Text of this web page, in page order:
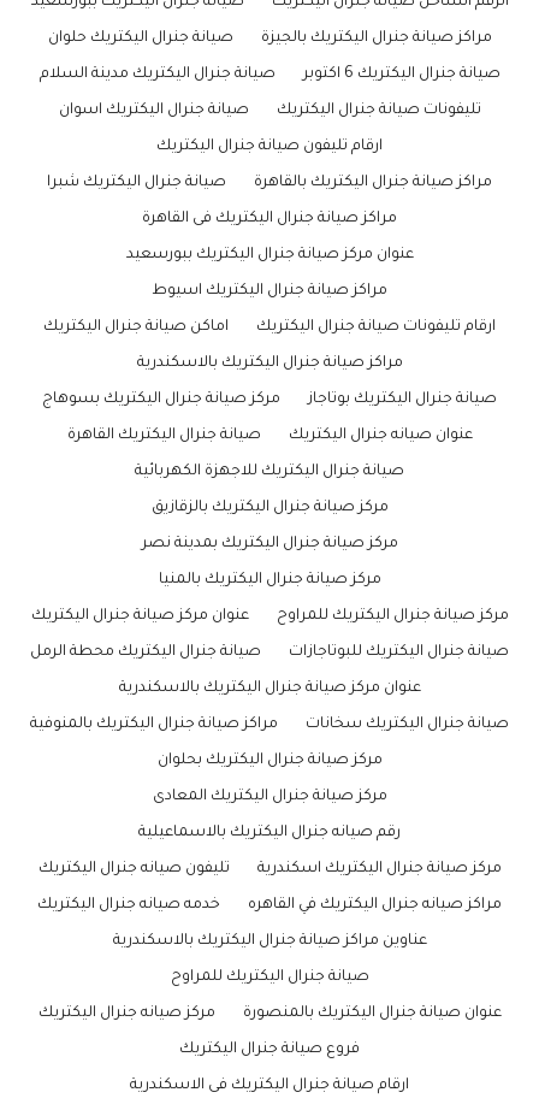
مراكز صيانة جنرال اليكتريك بالجيزة صيانة جنرال اليكتريك حلوان
صيانة جنرال اليكتريك 6 اكتوبر صيانة جنرال اليكتريك مدينة السلام
تليفونات صيانة جنرال اليكتريك صيانة جنرال اليكتريك اسوان
ارقام تليفون صيانة جنرال اليكتريك
مراكز صيانة جنرال اليكتريك بالقاهرة صيانة جنرال اليكتريك شبرا
مراكز صيانة جنرال اليكتريك فى القاهرة
عنوان مركز صيانة جنرال اليكتريك ببورسعيد
مراكز صيانة جنرال اليكتريك اسيوط
ارقام تليفونات صيانة جنرال اليكتريك اماكن صيانة جنرال اليكتريك
مراكز صيانة جنرال اليكتريك بالاسكندرية
صيانة جنرال اليكتريك بوتاجاز مركز صيانة جنرال اليكتريك بسوهاج
عنوان صيانه جنرال اليكتريك صيانة جنرال اليكتريك القاهرة
صيانة جنرال اليكتريك للاجهزة الكهربائية
مركز صيانة جنرال اليكتريك بالزقازيق
مركز صيانة جنرال اليكتريك بمدينة نصر
مركز صيانة جنرال اليكتريك بالمنيا
مركز صيانة جنرال اليكتريك للمراوح عنوان مركز صيانة جنرال اليكتريك
صيانة جنرال اليكتريك للبوتاجازات صيانة جنرال اليكتريك محطة الرمل
عنوان مركز صيانة جنرال اليكتريك بالاسكندرية
صيانة جنرال اليكتريك سخانات مراكز صيانة جنرال اليكتريك بالمنوفية
مركز صيانة جنرال اليكتريك بحلوان
مركز صيانة جنرال اليكتريك المعادى
رقم صيانه جنرال اليكتريك بالاسماعيلية
مركز صيانة جنرال اليكتريك اسكندرية تليفون صيانه جنرال اليكتريك
مراكز صيانه جنرال اليكتريك في القاهره خدمه صيانه جنرال اليكتريك
عناوين مراكز صيانة جنرال اليكتريك بالاسكندرية
صيانة جنرال اليكتريك للمراوح
عنوان صيانة جنرال اليكتريك بالمنصورة مركز صيانه جنرال اليكتريك
فروع صيانة جنرال اليكتريك
ارقام صيانة جنرال اليكتريك فى الاسكندرية